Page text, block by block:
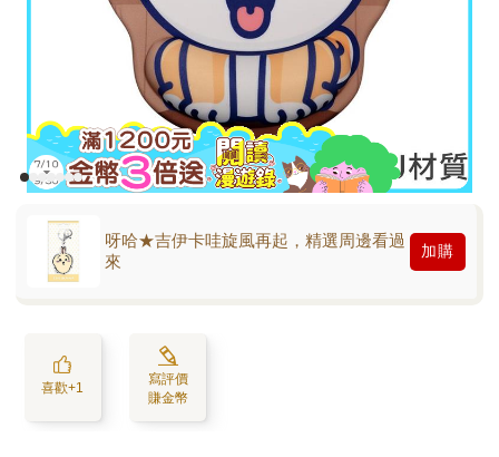
呀哈★吉伊卡哇旋風再起，精選周邊看過
來
加購
喜歡+1
寫評價
賺金幣